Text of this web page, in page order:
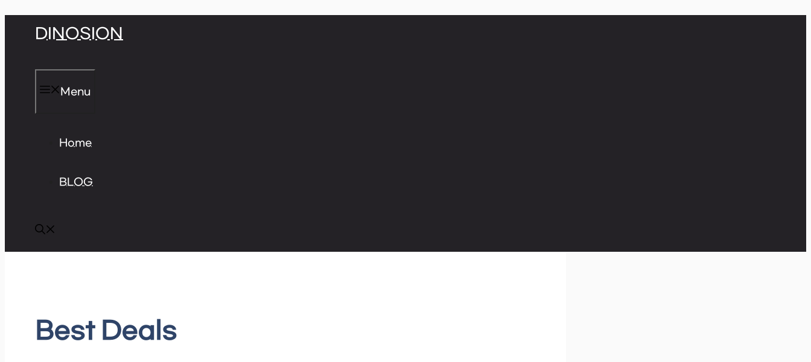
DINOSION
Menu
Home
BLOG
Best Deals